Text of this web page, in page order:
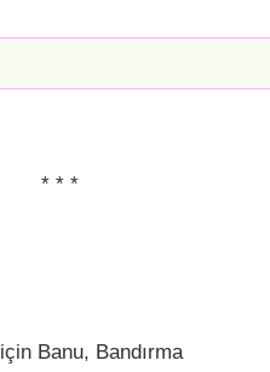
* * *
için Banu, Bandırma